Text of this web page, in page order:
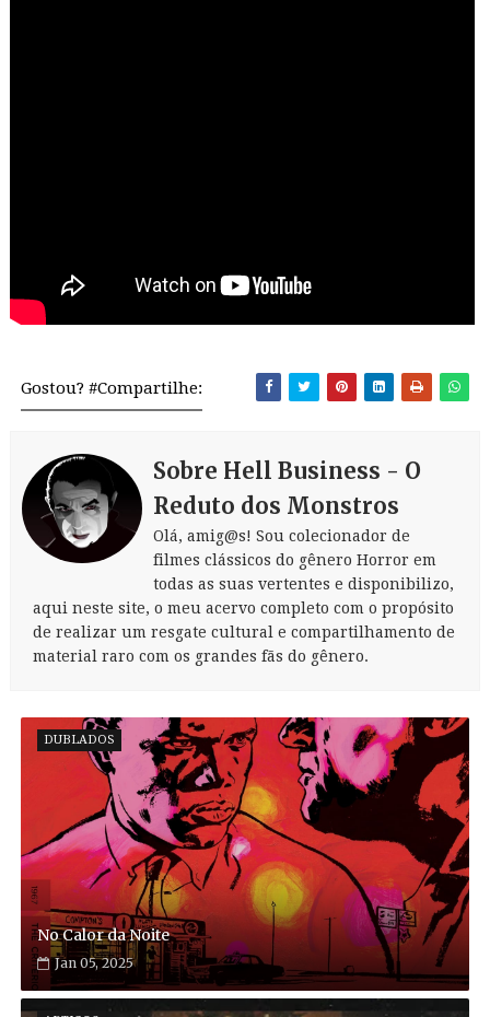
Gostou? #Compartilhe:
Sobre Hell Business - O
Reduto dos Monstros
Olá, amig@s! Sou colecionador de
filmes clássicos do gênero Horror em
todas as suas vertentes e disponibilizo,
aqui neste site, o meu acervo completo com o propósito
de realizar um resgate cultural e compartilhamento de
material raro com os grandes fãs do gênero.
DUBLADOS
No Calor da Noite
Jan 05, 2025